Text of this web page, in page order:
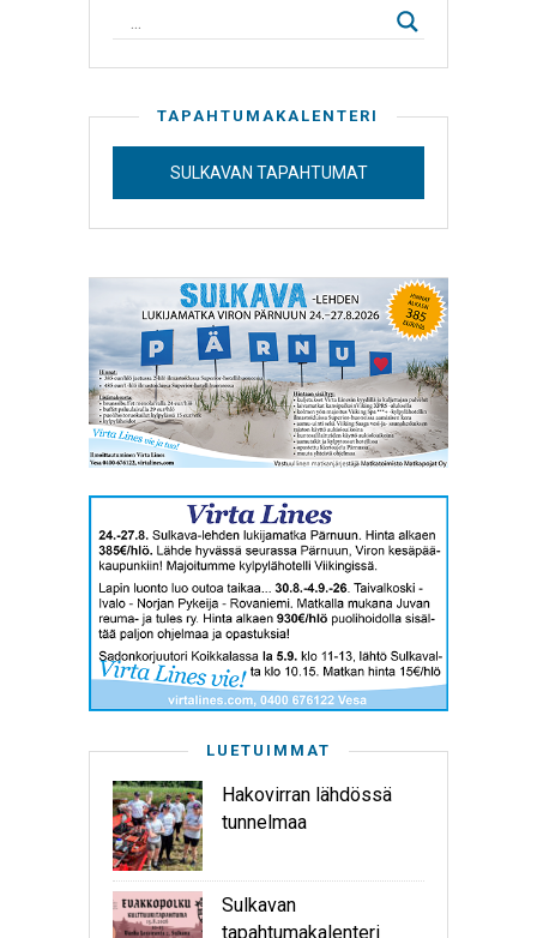
TAPAHTUMAKALENTERI
SULKAVAN TAPAHTUMAT
LUETUIMMAT
Hakovirran lähdössä
tunnelmaa
Sulkavan
tapahtumakalenteri